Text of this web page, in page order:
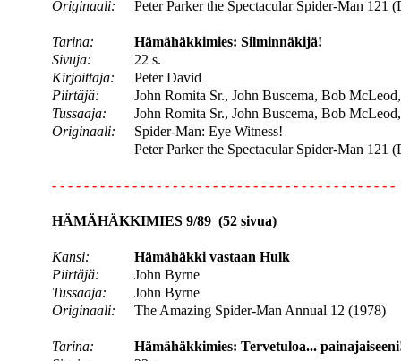
Originaali:
Peter Parker the Spectacular Spider-Man 121
Tarina:
Hämähäkkimies: Silminnäkijä!
Sivuja:
22 s.
Kirjoittaja:
Peter David
Piirtäjä:
John Romita Sr., John Buscema, Bob
Tussaaja:
John Romita Sr., John Buscema, Bob
Originaali:
Spider-Man: Eye Witness!
Peter Parker the Spectacular Spider-Man 121
- - - - - - - - - - - - - - - - - - - - - - - - - - - - - - - - - - - - - - - - - - -
HÄMÄHÄKKIMIES 9/89 (52 sivua)
Kansi:
Hämähäkki vastaan Hulk
Piirtäjä:
John Byrne
Tussaaja:
John Byrne
Originaali:
The Amazing Spider-Man Annual 12 (1978)
Tarina:
Hämähäkkimies: Tervetuloa...